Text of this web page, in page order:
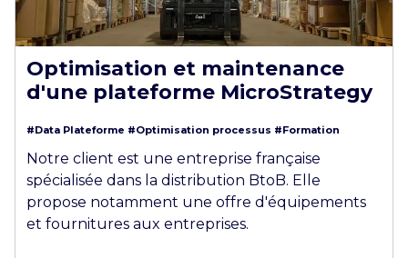
Optimisation et maintenance
d'une plateforme MicroStrategy
#Data Plateforme #Optimisation processus #Formation
Notre client est une entreprise française
spécialisée dans la distribution BtoB. Elle
propose notamment une offre d'équipements
et fournitures aux entreprises.